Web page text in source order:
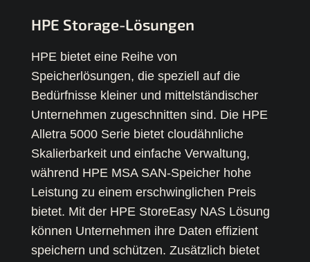
HPE Storage-Lösungen
HPE bietet eine Reihe von
Speicherlösungen, die speziell auf die
Bedürfnisse kleiner und mittelständischer
Unternehmen zugeschnitten sind. Die HPE
Alletra 5000 Serie bietet cloudähnliche
Skalierbarkeit und einfache Verwaltung,
während HPE MSA SAN-Speicher hohe
Leistung zu einem erschwinglichen Preis
bietet. Mit der HPE StoreEasy NAS Lösung
können Unternehmen ihre Daten effizient
speichern und schützen. Zusätzlich bietet